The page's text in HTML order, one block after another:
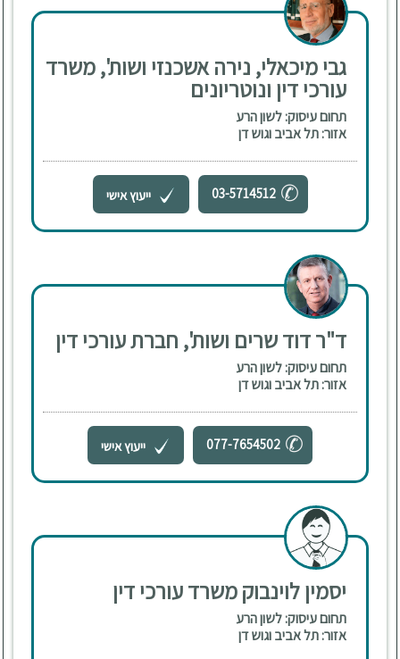
גבי מיכאלי, נירה אשכנזי ושות', משרד
עורכי דין ונוטריונים
תחום עיסוק: לשון הרע
אזור: תל אביב וגוש דן
03-5714512 ייעוץ אישי
ד"ר דוד שרים ושות', חברת עורכי דין
תחום עיסוק: לשון הרע
אזור: תל אביב וגוש דן
077-7654502 ייעוץ אישי
יסמין לוינבוק משרד עורכי דין
תחום עיסוק: לשון הרע
אזור: תל אביב וגוש דן